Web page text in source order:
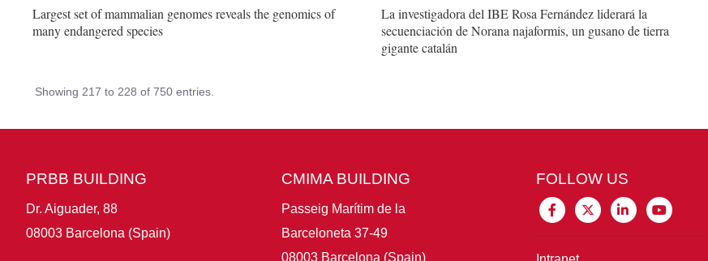
Largest set of mammalian genomes reveals the genomics of
many endangered species
La investigadora del IBE Rosa Fernández liderará la
secuenciación de Norana najaformis, un gusano de tierra
gigante catalán
Showing 217 to 228 of 750 entries.
PRBB BUILDING
Dr. Aiguader, 88
08003 Barcelona (Spain)
CMIMA BUILDING
Passeig Marítim de la
Barceloneta 37-49
08003 Barcelona (Spain)
FOLLOW US